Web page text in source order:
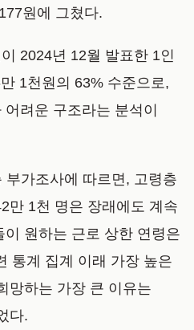
원에 그쳤다.
2024년 12월 발표한 1인
1천원의 63% 수준으로,
려운 구조라는 분석이
가조사에 따르면, 고령층
만 1천 명은 장래에도 계속
원하는 근로 상한 연령은
통계 집계 이래 가장 높은
망하는 가장 큰 이유는
다.